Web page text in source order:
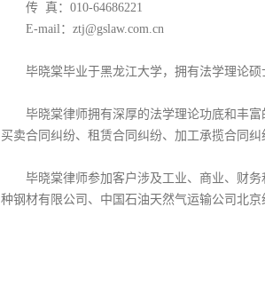
传 真：010-64686221
E-mail：ztj@gslaw.com.cn
毕晓棠毕业于黑龙江大学，拥有法学理论硕
毕晓棠律师拥有深厚的法学理论功底和丰富
买卖合同纠纷、租赁合同纠纷、加工承揽合同
毕晓棠律师参加客户涉及工业、商业、财务
种钢材有限公司、中国石油天然气运输公司北